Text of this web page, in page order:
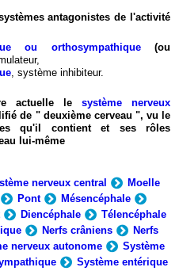
antagonistes de l'activité
ou orthosympathique(ou
, système inhibiteur.
actuelle le système nerveux
de " deuxième cerveau ", vu le
qu'il contient et ses rôles
lui-même
nerveux central
Moelle
Pont
Mésencéphale
Diencéphale
Télencéphale
Nerfs crâniens
Nerfs
nerveux autonome
Système
Système entérique